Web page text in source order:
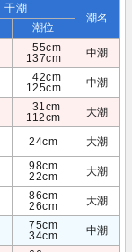
干潮
潮名
潮位
55cm
137cm
中潮
42cm
125cm
中潮
31cm
112cm
大潮
24cm 大潮
98cm
22cm
大潮
86cm
26cm
大潮
75cm
34cm
中潮